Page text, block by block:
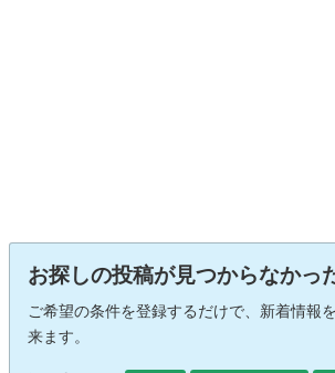
お探しの投稿が見つからなかっ
ご希望の条件を登録するだけで、新着情報
来ます。